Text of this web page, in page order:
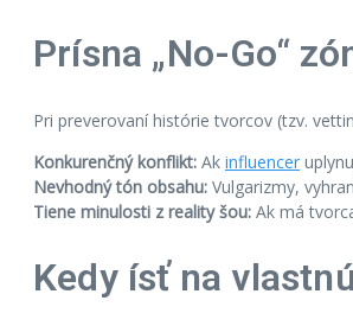
Prísna „No-Go“
Pri preverovaní histórie tvorcov (tzv.
Konkurenčný konflikt: Ak influencer
Nevhodný tón obsahu: Vulgarizmy,
Tiene minulosti z reality šou: Ak má
Kedy ísť na